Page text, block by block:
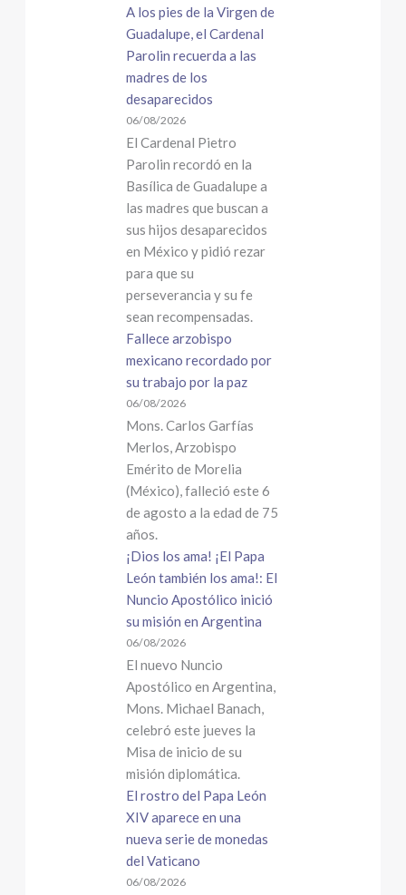
A los pies de la Virgen de
Guadalupe, el Cardenal
Parolin recuerda a las
madres de los
desaparecidos
06/08/2026
El Cardenal Pietro
Parolin recordó en la
Basílica de Guadalupe a
las madres que buscan a
sus hijos desaparecidos
en México y pidió rezar
para que su
perseverancia y su fe
sean recompensadas.
Fallece arzobispo
mexicano recordado por
su trabajo por la paz
06/08/2026
Mons. Carlos Garfías
Merlos, Arzobispo
Emérito de Morelia
(México), falleció este 6
de agosto a la edad de 75
años.
¡Dios los ama! ¡El Papa
León también los ama!: El
Nuncio Apostólico inició
su misión en Argentina
06/08/2026
El nuevo Nuncio
Apostólico en Argentina,
Mons. Michael Banach,
celebró este jueves la
Misa de inicio de su
misión diplomática.
El rostro del Papa León
XIV aparece en una
nueva serie de monedas
del Vaticano
06/08/2026